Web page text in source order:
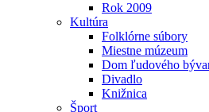
Rok 2009
Kultúra
Folklórne súbory
Miestne múzeum
Dom ľudového
Divadlo
Knižnica
Šport